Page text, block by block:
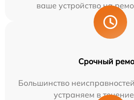
ваше устройство на
Срочный
Большинство
устраняем в